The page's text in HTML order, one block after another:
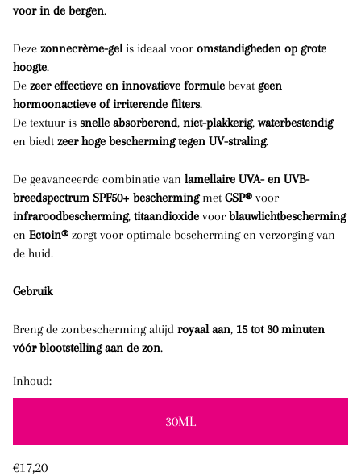
voor in de bergen.
Deze zonnecrème-gelis ideaal voor omstandigheden op grote
hoogte.
De zeer effectieve en innovatieve formule bevat geen
hormoonactieve of irriterende filters.
De textuur is snelle absorberend, niet-plakkerig, waterbestendig
en biedt zeer hoge bescherming tegen UV-straling.
De geavanceerde combinatie van lamellaire UVA- en UVB-
breedspectrum SPF50+ beschermingmet GSP® voor
infraroodbescherming, titaandioxide voor blauwlichtbescherming
en Ectoin® zorgt voor optimale bescherming en verzorging van
de huid.
Gebruik
Breng de zonbescherming altijd royaal aan, 15 tot 30 minuten
vóór blootstelling aan de zon.
Inhoud:
30ML
Regular
€17,20